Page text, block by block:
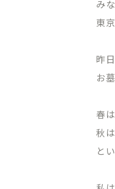
み
東
昨
お
春は
秋は
と